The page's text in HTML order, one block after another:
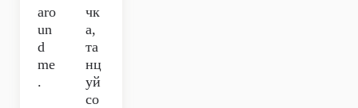
aro
un
d
me
.
чк
а,
та
нц
уй
со